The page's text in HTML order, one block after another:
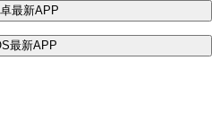
最新APP
最新APP